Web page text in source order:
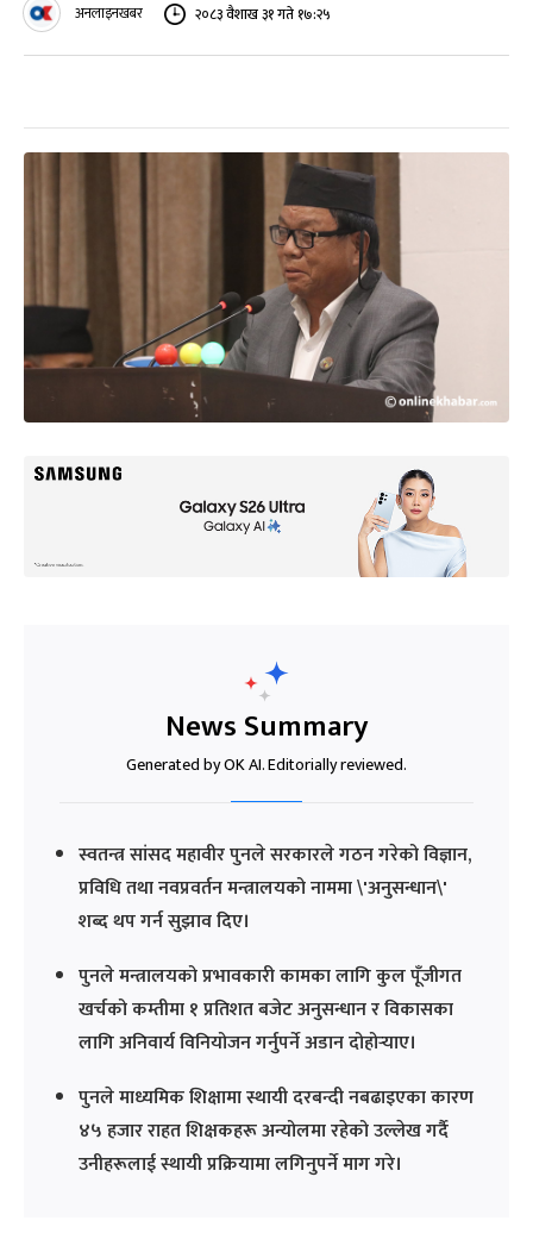
अनलाइनखबर २०८३ वैशाख ३१ गते १७:२५
News Summary
Generated by OK AI. Editorially reviewed.
स्वतन्त्र सांसद महावीर पुनले सरकारले गठन गरेको विज्ञान,
प्रविधि तथा नवप्रवर्तन मन्त्रालयको नाममा \'अनुसन्धान\'
शब्द थप गर्न सुझाव दिए।
पुनले मन्त्रालयको प्रभावकारी कामका लागि कुल पूँजीगत
खर्चको कम्तीमा १ प्रतिशत बजेट अनुसन्धान र विकासका
लागि अनिवार्य विनियोजन गर्नुपर्ने अडान दोहोर्‍याए।
पुनले माध्यमिक शिक्षामा स्थायी दरबन्दी नबढाइएका कारण
४५ हजार राहत शिक्षकहरू अन्योलमा रहेको उल्लेख गर्दै
उनीहरूलाई स्थायी प्रक्रियामा लगिनुपर्ने माग गरे।